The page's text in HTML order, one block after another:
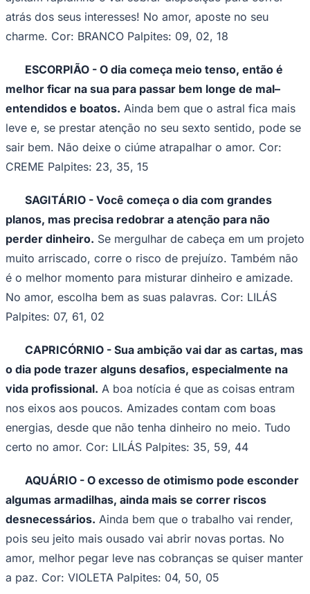
Goiás
LEÃO - O astral fica um pouco tenso, e a dica das
estrelas é escolher as palavras com sabedoria e evitar
as tretas.Ainda bem que tudo se ajeita, e você conta
com muita lábia para se entender com geral. No amor,
nada de exagerar no grude, ok? Cor: AMARELO Palpites:
51, 23, 50
VIRGEM - As estrelas avisam que podem surgir
alguns perrengues financeiros, ainda mais se você
exagerar nas compras.
Mas o astral melhora aos
poucos, e fica mais fácil fechar um bom negócio e
encher o bolso! O amor pode te surpreender. Cor:
AZUL-CLARO Palpites: 15, 53, 50
LIBRA - Vale a pena usar seu lado diplomático para
driblar uma treta em casa, porque se tentar fazer tudo
do seu jeito, há sinal de discussão.
ajeitam rapidinho e vai sobrar disposição para correr
atrás dos seus interesses! No amor, aposte no seu
charme. Cor: BRANCO Palpites: 09, 02, 18
ESCORPIÃO - O dia começa meio tenso, então é
melhor ficar na sua para passar bem longe de mal–
entendidos e boatos.Ainda bem que o astral fica mais
leve e, se prestar atenção no seu sexto sentido, pode se
sair bem. Não deixe o ciúme atrapalhar o amor. Cor:
CREME Palpites: 23, 35, 15
SAGITÁRIO - Você começa o dia com grandes
planos, mas precisa redobrar a atenção para não
perder dinheiro.Se mergulhar de cabeça em um projeto